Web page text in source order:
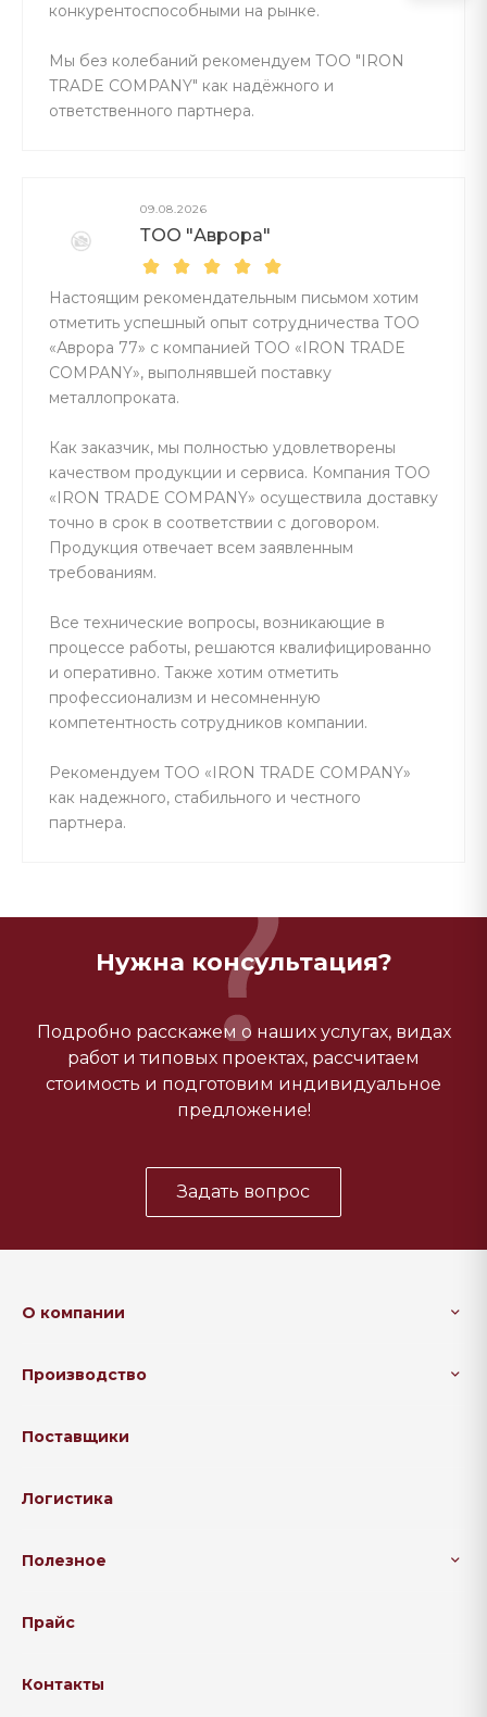
конкурентоспособными на рынке.
Мы без колебаний рекомендуем ТОО "IRON
TRADE COMPANY" как надёжного и
ответственного партнера.
09.08.2026
ТОО "Аврора"
Настоящим рекомендательным письмом хотим
отметить успешный опыт сотрудничества ТОО
«Аврора 77» с компанией ТОО «IRON TRADE
СОМРАNY», выполнявшей поставку
металлопроката.
Как заказчик, мы полностью удовлетворены
качеством продукции и сервиса. Компания ТОО
«IRON TRADE СОМРАNY» осуществила доставку
точно в срок в соответствии с договором.
Продукция отвечает всем заявленным
требованиям.
Все технические вопросы, возникающие в
процессе работы, решаются квалифицированно
и оперативно. Также хотим отметить
профессионализм и несомненную
компетентность сотрудников компании.
Рекомендуем ТОО «IRON TRADE СОМРАNY»
как надежного, стабильного и честного
партнера.
Нужна консультация?
Подробно расскажем о наших услугах, видах
работ и типовых проектах, рассчитаем
стоимость и подготовим индивидуальное
предложение!
Задать вопрос
О компании
Производство
Поставщики
Логистика
Полезное
Прайс
Контакты